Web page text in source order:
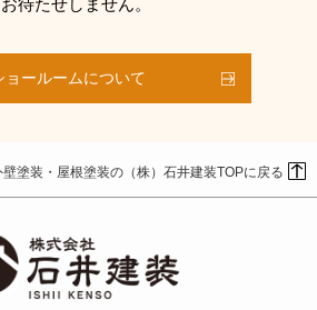
待たせしません。
ョールームについて
壁塗装・屋根塗装の（株）石井建装TOPに戻る